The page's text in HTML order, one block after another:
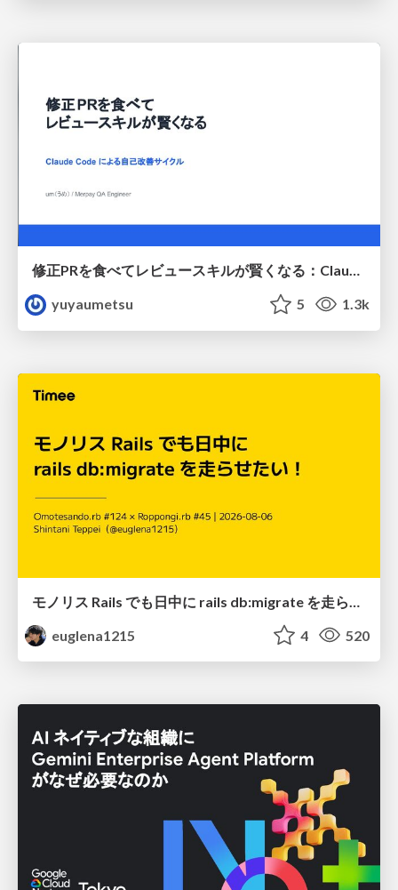
修正PRを食べてレビュースキルが賢くなる：Claude Codeによる自己改善サイクル
yuyaumetsu
5 1.3k
euglena1215
4 520